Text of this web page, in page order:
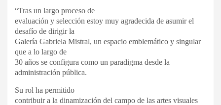
“Tras un largo proceso de
evaluación y selección estoy muy agradecida de asumir el
desafío de dirigir la
Galería Gabriela Mistral, un espacio emblemático y singular
que a lo largo de
30 años se configura como un paradigma desde la
administración pública.
Su rol ha permitido
contribuir a la dinamización del campo de las artes visuales